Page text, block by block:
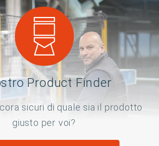
Product Finder
sicuri di quale sia il prodotto
giusto per voi?